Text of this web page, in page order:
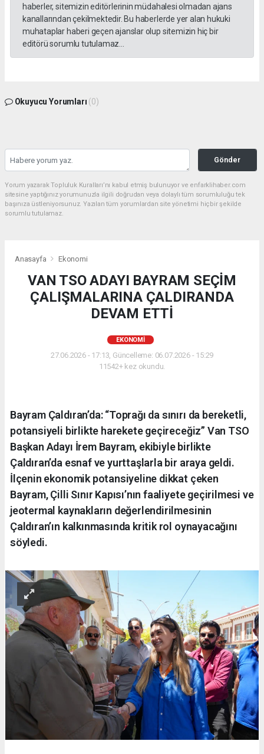
haberler, sitemizin editörlerinin müdahalesi olmadan ajans
kanallarından çekilmektedir. Bu haberlerde yer alan hukuki
muhataplar haberi geçen ajanslar olup sitemizin hiç bir
editörü sorumlu tutulamaz...
Okuyucu Yorumları (0)
Gönder
Yorum yazarak Topluluk Kuralları’nı kabul etmiş bulunuyor ve enfarklihaber.com
sitesine yaptığınız yorumunuzla ilgili doğrudan veya dolaylı tüm sorumluluğu tek
başınıza üstleniyorsunuz. Yazılan tüm yorumlardan site yönetimi hiçbir şekilde
sorumlu tutulamaz.
Anasayfa Ekonomi
VAN TSO ADAYI BAYRAM SEÇİM
ÇALIŞMALARINA ÇALDIRANDA
DEVAM ETTİ
EKONOMI
27.06.2026 - 17:13, Güncelleme: 06.07.2026 - 15:29
11542+ kez okundu.
Bayram Çaldıran’da: “Toprağı da sınırı da bereketli,
potansiyeli birlikte harekete geçireceğiz” Van TSO
Başkan Adayı İrem Bayram, ekibiyle birlikte
Çaldıran’da esnaf ve yurttaşlarla bir araya geldi.
İlçenin ekonomik potansiyeline dikkat çeken
Bayram, Çilli Sınır Kapısı’nın faaliyete geçirilmesi ve
jeotermal kaynakların değerlendirilmesinin
Çaldıran’ın kalkınmasında kritik rol oynayacağını
söyledi.